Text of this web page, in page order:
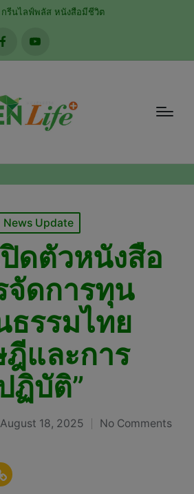
กรีนไลฟ์พลัส หนังสือมีชีวิต
facebookyoutube
Posted
News Update
ดตัวหนังสือ
จัดการทุน
รรมไทย
และการ
ฏิบัติ”
August 18, 2025 No Comments
modal-check